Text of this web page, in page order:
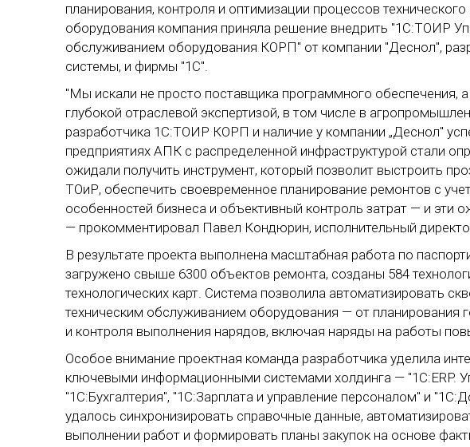
планирования, контроля и оптимизации процессов
оборудования компания приняла решение внедрить "1С:ТОИР
обслуживанием оборудования КОРП" от компании "Деснол",
системы, и фирмы "1С".
"Мы искали не просто поставщика программного обеспечения,
глубокой отраслевой экспертизой, в том числе в
разработчика 1С:ТОИР КОРП и наличие у компании „Деснол"
предприятиях АПК с распределенной инфраструктурой стали
ожидали получить инструмент, который позволит выстроить
ТОиР, обеспечить своевременное планирование ремонтов с
особенностей бизнеса и объективный контроль затрат — и эти
— прокомментировал Павел Кондюрин, исполнительный
В результате проекта выполнена масштабная работа по
загружено свыше 6300 объектов ремонта, созданы 584
технологических карт. Система позволила автоматизировать
техническим обслуживанием оборудования — от
и контроля выполнения нарядов, включая наряды на работы
Особое внимание проектная команда разработчика уделила
ключевыми информационными системами холдинга — "1С:ERP.
"1С:Бухгалтерия", "1С:Зарплата и управление персоналом" и
удалось синхронизировать справочные данные,
выполнении работ и формировать планы закупок на основе